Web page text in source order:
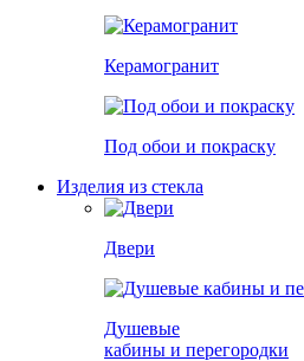
Керамогранит
Под обои и покраску
Изделия из стекла
Двери
Душевые
кабины и перегородки